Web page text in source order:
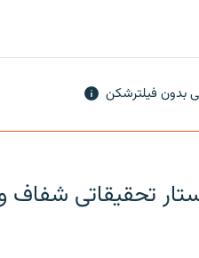
بدون فیلترشکن
تحقیقاتی شفاف